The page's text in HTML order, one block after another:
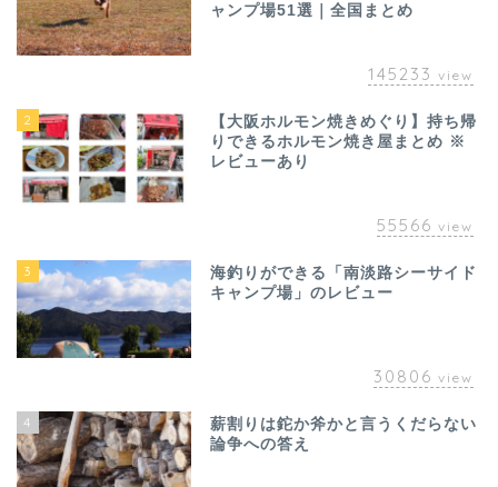
ャンプ場51選｜全国まとめ
145233 view
2
【大阪ホルモン焼きめぐり】持ち帰
りできるホルモン焼き屋まとめ ※
レビューあり
55566 view
3
海釣りができる「南淡路シーサイド
キャンプ場」のレビュー
30806 view
4
薪割りは鉈か斧かと言うくだらない
論争への答え